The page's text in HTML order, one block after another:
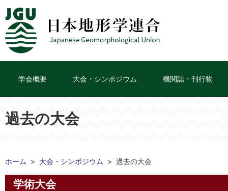
学会概要 大会・シンポジウム 機関誌・刊行物
過去の大会
ホーム 大会・シンポジウム 過去の大会
学術大会